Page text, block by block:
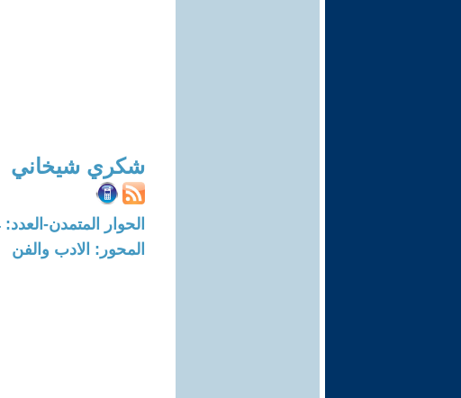
شكري شيخاني
الحوار المتمدن-العدد: 8314 - 2025 / 4 / 16 - 16:46
المحور: الادب والفن